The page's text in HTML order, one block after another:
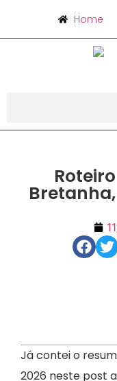
Home
Já contei o
2026 neste post